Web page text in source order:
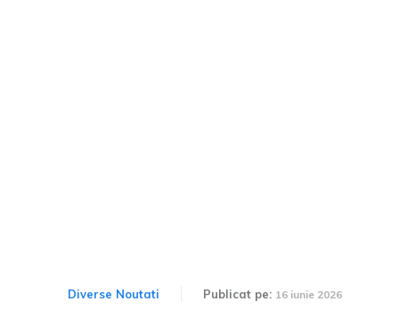
Diverse Noutati Publicat pe: 16 iunie 2026